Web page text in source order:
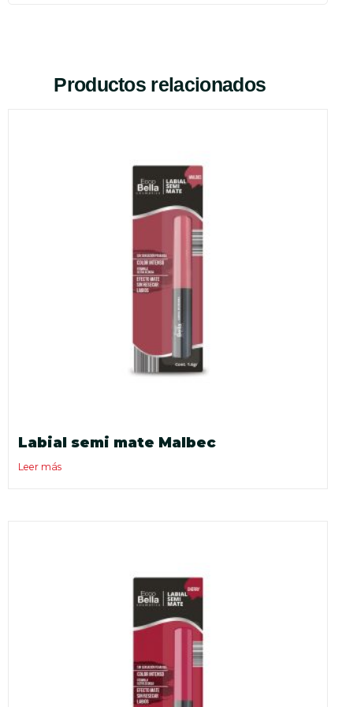
Productos relacionados
Labial semi mate Malbec
Leer más